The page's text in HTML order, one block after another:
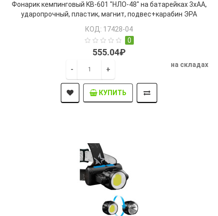
Фонарик кемпинговый KB-601 "НЛО-48" на батарейках 3хАА,
ударопрочный, пластик, магнит, подвес+карабин ЭРА
КОД: 17428-04
0
555.04₽
- +
на складах
КУПИТЬ